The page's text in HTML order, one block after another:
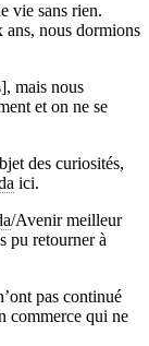
vie sans rien.
ans, nous dormions
mais nous
et on ne se
des curiosités,
ici.
/Avenir meilleur
pu retourner à
pas continué
commerce qui ne